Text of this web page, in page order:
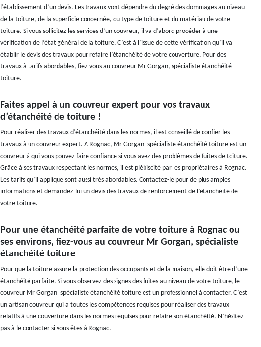
l’établissement d’un devis. Les travaux vont dépendre du degré des dommages au niveau
de la toiture, de la superficie concernée, du type de toiture et du matériau de votre
toiture. Si vous sollicitez les services d’un couvreur, il va d’abord procéder à une
vérification de l’état général de la toiture. C’est à l’issue de cette vérification qu’il va
établir le devis des travaux pour refaire l’étanchéité de votre couverture. Pour des
travaux à tarifs abordables, fiez-vous au couvreur Mr Gorgan, spécialiste étanchéité
toiture.
Faites appel à un couvreur expert pour vos travaux
d’étanchéité de toiture !
Pour réaliser des travaux d’étanchéité dans les normes, il est conseillé de confier les
travaux à un couvreur expert. A Rognac, Mr Gorgan, spécialiste étanchéité toiture est un
couvreur à qui vous pouvez faire confiance si vous avez des problèmes de fuites de toiture.
Grâce à ses travaux respectant les normes, il est plébiscité par les propriétaires à Rognac.
Les tarifs qu’il applique sont aussi très abordables. Contactez-le pour de plus amples
informations et demandez-lui un devis des travaux de renforcement de l’étanchéité de
votre toiture.
Pour une étanchéité parfaite de votre toiture à Rognac ou
ses environs, fiez-vous au couvreur Mr Gorgan, spécialiste
étanchéité toiture
Pour que la toiture assure la protection des occupants et de la maison, elle doit être d’une
étanchéité parfaite. Si vous observez des signes des fuites au niveau de votre toiture, le
couvreur Mr Gorgan, spécialiste étanchéité toiture est un professionnel à contacter. C’est
un artisan couvreur qui a toutes les compétences requises pour réaliser des travaux
relatifs à une couverture dans les normes requises pour refaire son étanchéité. N’hésitez
pas à le contacter si vous êtes à Rognac.